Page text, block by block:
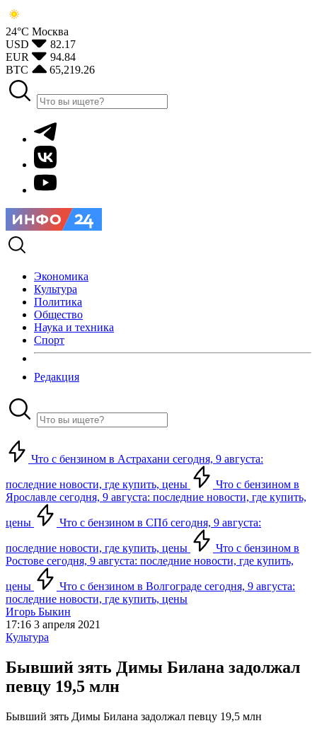
24°С Москва
USD
82.17
EUR
94.84
BTC
65,219.26
Экономика
Культура
Политика
Общество
Наука и техника
Спорт
Редакция
Что с бензином в Астрахани сегодня, 9 августа:
последние новости, где купить, цены
Что с бензином в
Ярославле сегодня, 9 августа: последние новости, где купить,
цены Что с бензином в СПб сегодня, 9 августа:
последние новости, где купить, цены
Что с бензином в
Ростове сегодня, 9 августа: последние новости, где купить,
цены
Что с бензином в Волгограде сегодня, 9 августа:
последние новости, где купить, цены
Игорь Быкин
17:16 3 апреля 2021
Культура
Бывший зять Димы Билана задолжал
певцу 19,5 млн
Бывший зять Димы Билана задолжал певцу 19,5 млн